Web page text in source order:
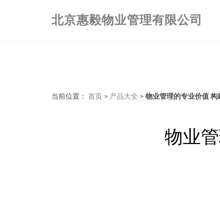
北京惠毅物业管理有限公司
当前位置： 首页 > 产品大全 > 物业管理的专业价值
物业